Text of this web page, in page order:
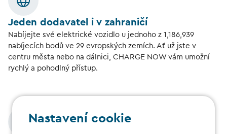
Jeden dodavatel i v zahraničí
Nabíjejte své elektrické vozidlo u jednoho z 1,186,939
nabíjecích bodů ve 29 evropských zemích. Ať už jste v
centru města nebo na dálnici, CHARGE NOW vám umožní
rychlý a pohodlný přístup.
Nastavení cookie